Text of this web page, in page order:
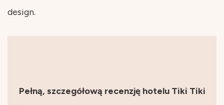
design.
Pełną, szczegółową recenzję hotelu Tiki Tiki